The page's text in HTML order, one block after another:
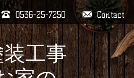
Contact
0536-25-7250
工事